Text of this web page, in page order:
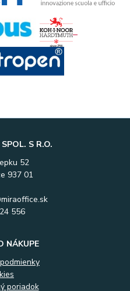
S R.O.
52
937 01
556
NÁKUPE
poriadok